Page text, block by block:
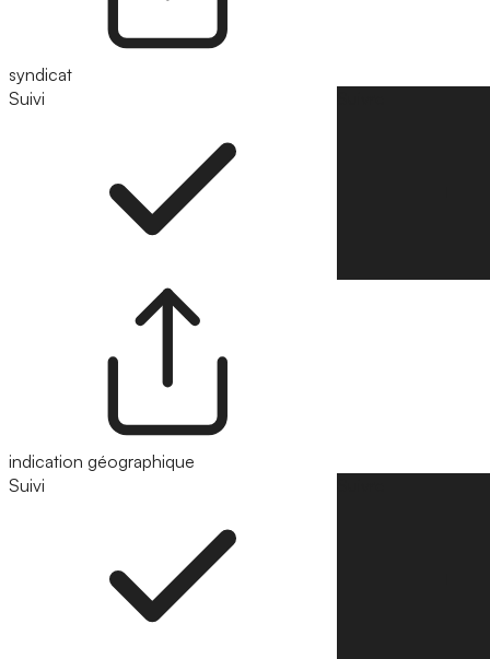
syndicat
Suivi
indication géographique
Suivi